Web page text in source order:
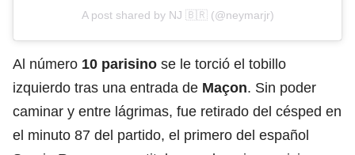
A post shared by NJ 🇧🇷 (@neymarjr)
Al número 10 parisino se le torció el tobillo
izquierdo tras una entrada de Maçon. Sin poder
caminar y entre lágrimas, fue retirado del césped en
el minuto 87 del partido, el primero del español